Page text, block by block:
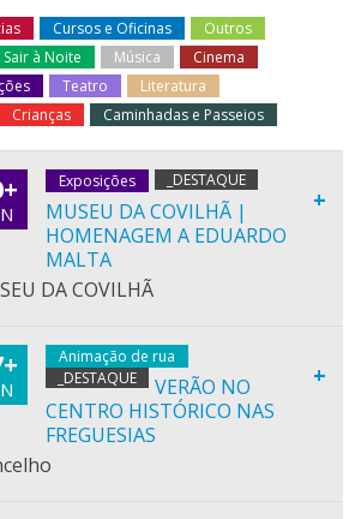
Cursos e Oficinas
Outros
Sair à Noite Música
Cinema
Teatro
Literatura
Crianças Caminhadas e Passeios
+
Exposições _DESTAQUE
MUSEU DA COVILHÃ |
HOMENAGEM A EDUARDO
MALTA
DA COVILHÃ
+
Animação de rua
_DESTAQUE
VERÃO NO
CENTRO HISTÓRICO NAS
FREGUESIAS